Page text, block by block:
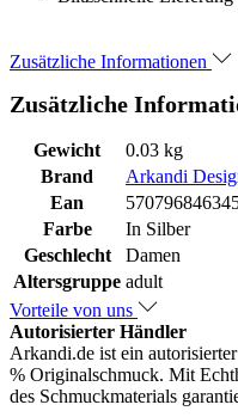
Zusätzliche Informationen
Zusätzliche
Gewicht
0.03 kg
Brand
Arkandi
Ean
Farbe
In Silber
Geschlecht
Damen
Altersgruppe adult
Vorteile von uns
Autorisierter Händler
Arkandi.de ist ein
% Originalschmuck. Mit
des Schmuckmaterials